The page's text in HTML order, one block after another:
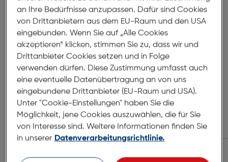
140mm
Zubehör
an Ihre Bedürfnisse anzupassen. Dafür sind Cookies
von Drittanbietern aus dem EU-Raum und den USA
eingebunden. Wenn Sie auf „Alle Cookies
akzeptieren“ klicken, stimmen Sie zu, dass wir und
Drittanbieter Cookies setzen und in Folge
verwenden dürfen. Diese Zustimmung umfasst auch
eine eventuelle Datenübertragung an von uns
eingebundene Drittanbieter (EU-Raum und USA).
Unter "Cookie-Einstellungen" haben Sie die
Möglichkeit, jene Cookies auszuwählen, die für Sie
von Interesse sind. Weitere Informationen finden Sie
in unserer Datenverarbeitungsrichtlinie.